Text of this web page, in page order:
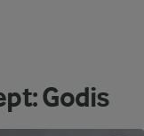
Godis